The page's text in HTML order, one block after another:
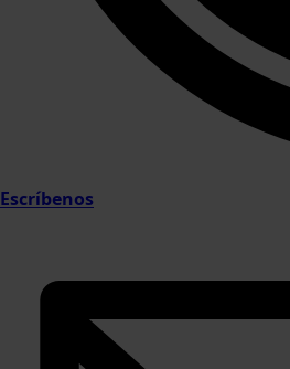
Escríbenos